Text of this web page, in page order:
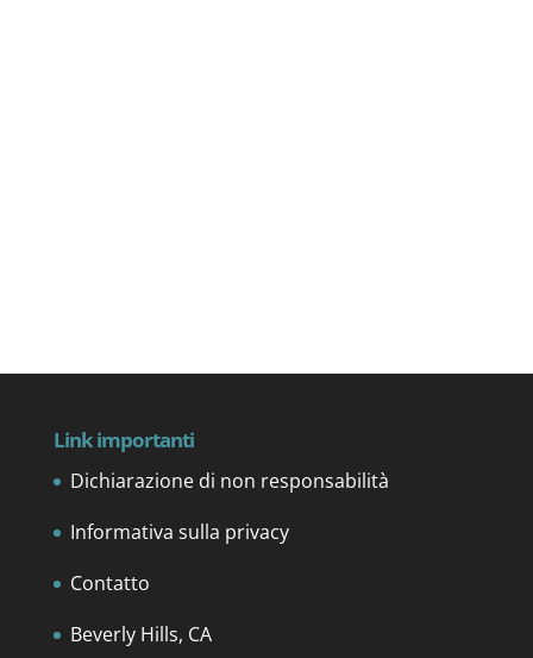
Link importanti
Dichiarazione di non responsabilità
Informativa sulla privacy
Contatto
Beverly Hills, CA